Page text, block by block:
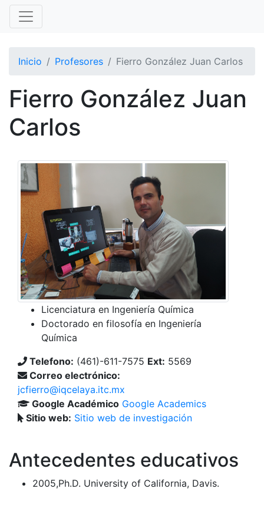
Inicio Profesores Fierro González Juan Carlos
Fierro González Juan
Carlos
Licenciatura en Ingeniería Química
Doctorado en filosofía en Ingeniería
Química
Telefono: (461)-611-7575 Ext: 5569
Correo electrónico:
jcfierro@iqcelaya.itc.mx
Google Académico Google Academics
Sitio web: Sitio web de investigación
Antecedentes educativos
2005,Ph.D. University of California, Davis.